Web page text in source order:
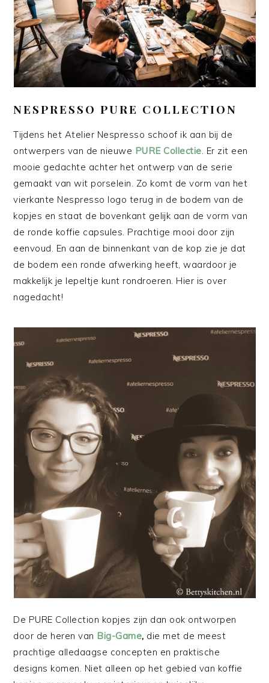
NESPRESSO PURE COLLECTION
Tijdens het Atelier Nespresso schoof ik aan bij de
ontwerpers van de nieuwe PURE Collectie. Er zit een
mooie gedachte achter het ontwerp van de serie
gemaakt van wit porselein. Zo komt de vorm van het
vierkante Nespresso logo terug in de bodem van de
kopjes en staat de bovenkant gelijk aan de vorm van
de ronde koffie capsules. Prachtige mooi door zijn
eenvoud. En aan de binnenkant van de kop zie je dat
de bodem een ronde afwerking heeft, waardoor je
makkelijk je lepeltje kunt rondroeren. Hier is over
nagedacht!
De PURE Collection kopjes zijn dan ook ontworpen
door de heren van Big-Game, die met de meest
prachtige alledaagse concepten en praktische
designs komen. Niet alleen op het gebied van koffie